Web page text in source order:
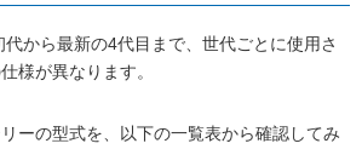
から最新の4代目まで、世代ごとに使用さ
様が異なります。
ーの型式を、以下の一覧表から確認してみ